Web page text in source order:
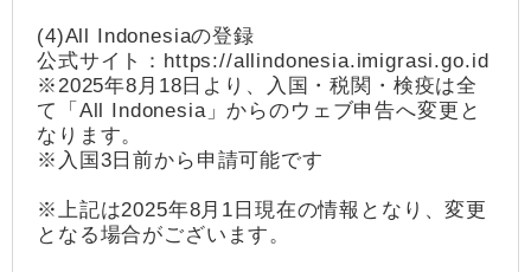
(4)All Indonesiaの登録
公式サイト：https://allindonesia.imigrasi.go.id
※2025年8月18日より、入国・税関・検疫は全
て「All Indonesia」からのウェブ申告へ変更と
なります。
※入国3日前から申請可能です
※上記は2025年8月1日現在の情報となり、変更
となる場合がございます。